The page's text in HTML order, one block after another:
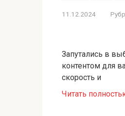
11.12.2024
Запутались в
контентом для
скорость и
Читать